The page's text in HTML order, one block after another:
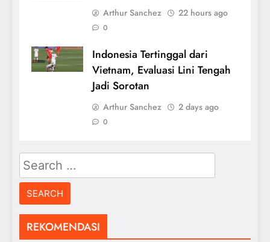
Arthur Sanchez 22 hours ago
0
Indonesia Tertinggal dari
Vietnam, Evaluasi Lini Tengah
Jadi Sorotan
Arthur Sanchez 2 days ago
0
Search
for:
REKOMENDASI